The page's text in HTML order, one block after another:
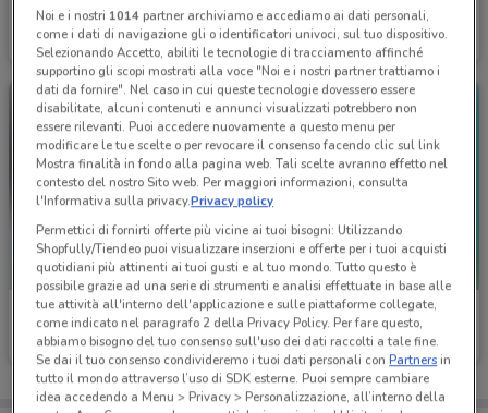
Ferplast
Scade il 31/12 1.2 km
Ferplast
Scade il 31/12
Pet Store Conad
Scade il 09/09 25.2 km
Best Friend
Scade il 31/08
Noi e i nostri 1014partner archiviamo e accediamo ai dati personali,
come i dati di navigazione gli o identificatori univoci, sul tuo dispositivo.
Selezionando Accetto, abiliti le tecnologie di tracciamento affinché
supportino gli scopi mostrati alla voce "Noi e i nostri partner trattiamo i
dati da fornire". Nel caso in cui queste tecnologie dovessero essere
disabilitate, alcuni contenuti e annunci visualizzati potrebbero non
essere rilevanti. Puoi accedere nuovamente a questo menu per
modificare le tue scelte o per revocare il consenso facendo clic sul link
Mostra finalità in fondo alla pagina web. Tali scelte avranno effetto nel
contesto del nostro Sito web. Per maggiori informazioni, consulta
l'Informativa sulla privacy.Privacy policy
Permettici di fornirti offerte più vicine ai tuoi bisogni: Utilizzando
Shopfully/Tiendeo puoi visualizzare inserzioni e offerte per i tuoi acquisti
quotidiani più attinenti ai tuoi gusti e al tuo mondo. Tutto questo è
possibile grazie ad una serie di strumenti e analisi effettuate in base alle
tue attività all'interno dell'applicazione e sulle piattaforme collegate,
come indicato nel paragrafo 2 della Privacy Policy. Per fare questo,
abbiamo bisogno del tuo consenso sull'uso dei dati raccolti a tale fine.
Se dai il tuo consenso condivideremo i tuoi dati personali conPartnersin
tutto il mondo attraverso l’uso di SDK esterne. Puoi sempre cambiare
idea accedendo a Menu > Privacy > Personalizzazione, all’interno della